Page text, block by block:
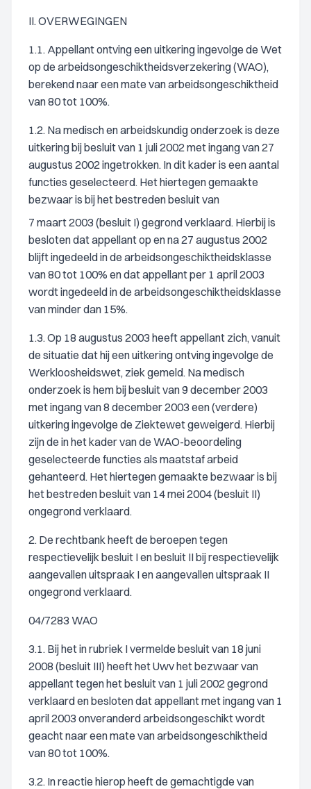
II. OVERWEGINGEN
1.1. Appellant ontving een uitkering ingevolge de Wet
op de arbeidsongeschiktheidsverzekering (WAO),
berekend naar een mate van arbeidsongeschiktheid
van 80 tot 100%.
1.2. Na medisch en arbeidskundig onderzoek is deze
uitkering bij besluit van 1 juli 2002 met ingang van 27
augustus 2002 ingetrokken. In dit kader is een aantal
functies geselecteerd. Het hiertegen gemaakte
bezwaar is bij het bestreden besluit van
7 maart 2003 (besluit I) gegrond verklaard. Hierbij is
besloten dat appellant op en na 27 augustus 2002
blijft ingedeeld in de arbeidsongeschiktheidsklasse
van 80 tot 100% en dat appellant per 1 april 2003
wordt ingedeeld in de arbeidsongeschiktheidsklasse
van minder dan 15%.
1.3. Op 18 augustus 2003 heeft appellant zich, vanuit
de situatie dat hij een uitkering ontving ingevolge de
Werkloosheidswet, ziek gemeld. Na medisch
onderzoek is hem bij besluit van 9 december 2003
met ingang van 8 december 2003 een (verdere)
uitkering ingevolge de Ziektewet geweigerd. Hierbij
zijn de in het kader van de WAO-beoordeling
geselecteerde functies als maatstaf arbeid
gehanteerd. Het hiertegen gemaakte bezwaar is bij
het bestreden besluit van 14 mei 2004 (besluit II)
ongegrond verklaard.
2. De rechtbank heeft de beroepen tegen
respectievelijk besluit I en besluit II bij respectievelijk
aangevallen uitspraak I en aangevallen uitspraak II
ongegrond verklaard.
04/7283 WAO
3.1. Bij het in rubriek I vermelde besluit van 18 juni
2008 (besluit III) heeft het Uwv het bezwaar van
appellant tegen het besluit van 1 juli 2002 gegrond
verklaard en besloten dat appellant met ingang van 1
april 2003 onveranderd arbeidsongeschikt wordt
geacht naar een mate van arbeidsongeschiktheid
van 80 tot 100%.
3.2. In reactie hierop heeft de gemachtigde van